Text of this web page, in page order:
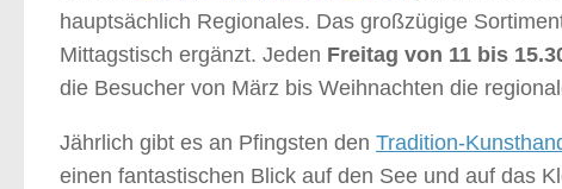
hauptsächlich Regionales. Das großzügige
Mittagstisch ergänzt. Jeden Freitag von 11 bis
die Besucher von März bis Weihnachten die
Jährlich gibt es an Pfingsten den Tradition-
einen fantastischen Blick auf den See und auf das